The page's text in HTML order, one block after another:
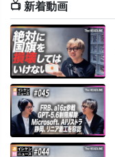
📺 新着動画